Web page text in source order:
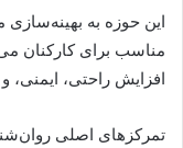
این حوزه به
مناسب برای کارکنان
افزایش راحتی، ایمنی،
تمرکزهای اصلی